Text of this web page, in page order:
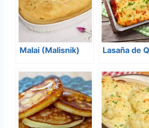
Malai (Malisnik) Lasaña de